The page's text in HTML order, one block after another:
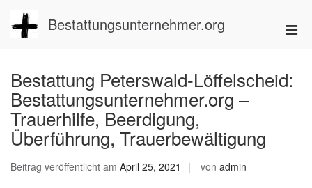
Inhalt
springen
Bestattungsunternehmer.org
Bestattung Peterswald-Löffelscheid:
Bestattungsunternehmer.org –
Trauerhilfe, Beerdigung,
Überführung, Trauerbewältigung
Beitrag veröffentlicht am April 25, 2021 von admin